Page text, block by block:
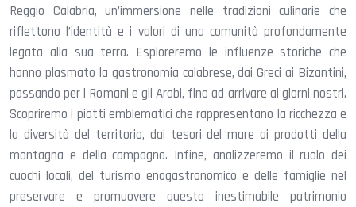
Reggio Calabria, un’immersione nelle tradizioni culinarie che
riflettono l’identità e i valori di una comunità profondamente
legata alla sua terra. Esploreremo le influenze storiche che
hanno plasmato la gastronomia calabrese, dai Greci ai Bizantini,
passando per i Romani e gli Arabi, fino ad arrivare ai giorni nostri.
Scopriremo i piatti emblematici che rappresentano la ricchezza e
la diversità del territorio, dai tesori del mare ai prodotti della
montagna e della campagna. Infine, analizzeremo il ruolo dei
cuochi locali, del turismo enogastronomico e delle famiglie nel
preservare e promuovere questo inestimabile patrimonio